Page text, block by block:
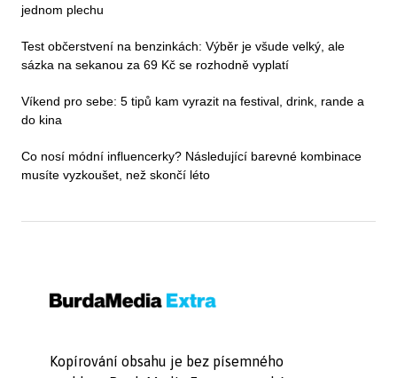
jednom plechu
Test občerstvení na benzinkách: Výběr je všude velký, ale
sázka na sekanou za 69 Kč se rozhodně vyplatí
Víkend pro sebe: 5 tipů kam vyrazit na festival, drink, rande a
do kina
Co nosí módní influencerky? Následující barevné kombinace
musíte vyzkoušet, než skončí léto
Kopírování obsahu je bez písemného